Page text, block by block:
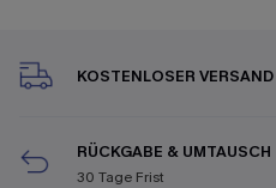
KOSTENLOSER
RÜCKGABE & UMTAUSCH
30 Tage Frist